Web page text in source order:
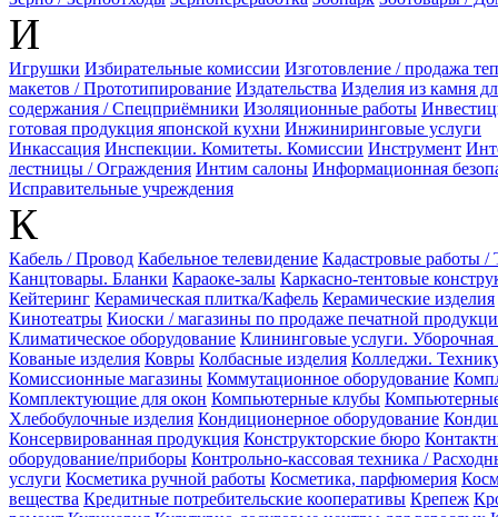
И
Игрушки Избирательные комиссии Изготовление / продажа
макетов / Прототипирование Издательства Изделия из камня
содержания / Спецприёмники Изоляционные работы
готовая продукция японской кухни Инжиниринговые услуги
Инкассация Инспекции. Комитеты. Комиссии Инструмент
лестницы / Ограждения Интим салоны Информационная
Исправительные учреждения
К
Кабель / Провод Кабельное телевидение Кадастровые работы /
Канцтовары. Бланки Караоке-залы Каркасно-тентовые
Кейтеринг Керамическая плитка/Кафель Керамические изделия
Кинотеатры Киоски / магазины по продаже печатной
Климатическое оборудование Клининговые услуги. Уборочная
Кованые изделия Ковры Колбасные изделия Колледжи.
Комиссионные магазины Коммутационное оборудование
Комплектующие для окон Компьютерные клубы
Хлебобулочные изделия Кондиционерное оборудование
Консервированная продукция Конструкторские бюро
оборудование/приборы Контрольно-кассовая техника /
услуги Косметика ручной работы Косметика, парфюмерия
вещества Кредитные потребительские кооперативы Крепеж